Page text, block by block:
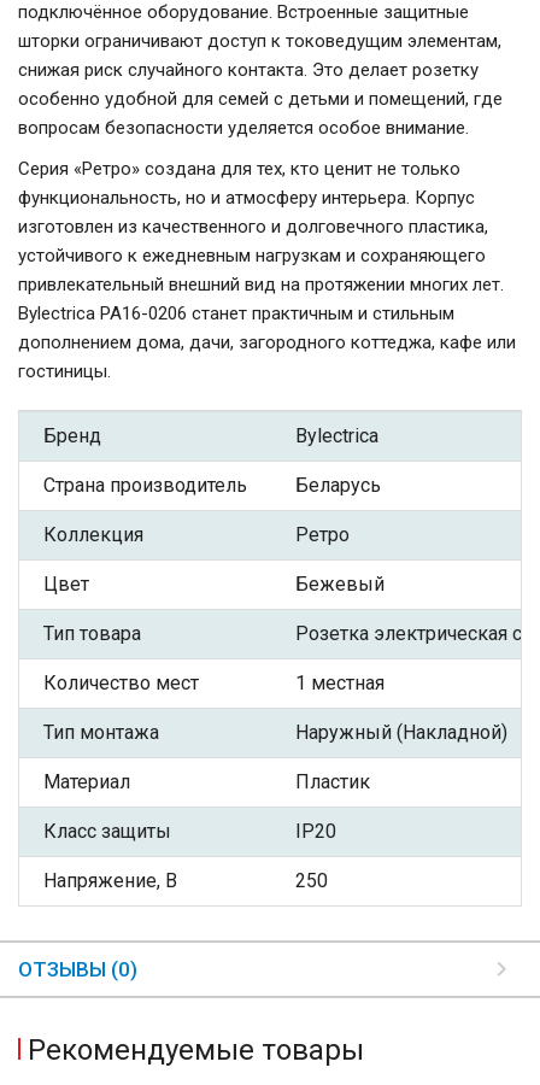
подключённое оборудование. Встроенные защитные
шторки ограничивают доступ к токоведущим элементам,
снижая риск случайного контакта. Это делает розетку
особенно удобной для семей с детьми и помещений, где
вопросам безопасности уделяется особое внимание.
Серия «Ретро» создана для тех, кто ценит не только
функциональность, но и атмосферу интерьера. Корпус
изготовлен из качественного и долговечного пластика,
устойчивого к ежедневным нагрузкам и сохраняющего
привлекательный внешний вид на протяжении многих лет.
Bylectrica РА16-0206 станет практичным и стильным
дополнением дома, дачи, загородного коттеджа, кафе или
гостиницы.
Бренд Bylectrica
Страна производитель Беларусь
Коллекция Ретро
Цвет Бежевый
Тип товара Розетка электрическая с
Количество мест 1 местная
Тип монтажа Наружный (Накладной)
Материал Пластик
Класс защиты IP20
Напряжение, В 250
ОТЗЫВЫ (0)
Рекомендуемые товары